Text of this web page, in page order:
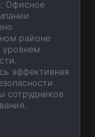
Офисное
районе
уровнем
эффективная
сотрудников